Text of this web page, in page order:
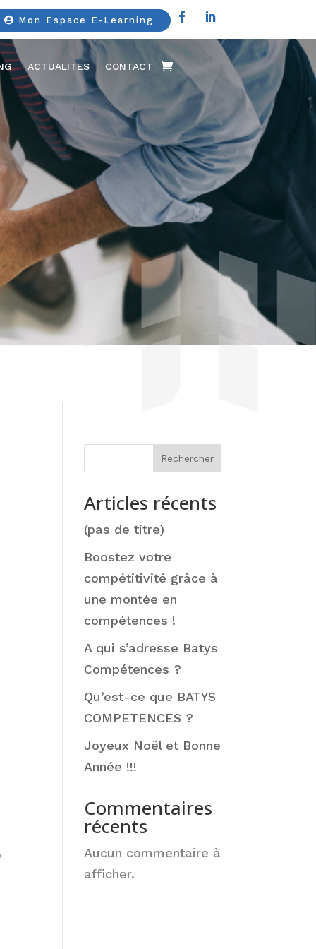
Mon Espace E-Learning
ACTUALITES CONTACT
Rechercher
Articles récents
(pas de titre)
Boostez votre
compétitivité grâce à
une montée en
compétences !
A qui s’adresse Batys
Compétences ?
Qu’est-ce que BATYS
COMPETENCES ?
Joyeux Noël et Bonne
Année !!!
Commentaires
récents
Aucun commentaire à
afficher.